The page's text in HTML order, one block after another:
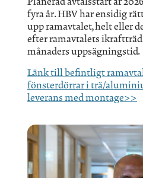
fyra år. HBV har ensidig
upp ramavtalet, helt eller
efter ramavtalets
månaders uppsägningstid.
Länk till befintligt ramavtal
fönsterdörrar i trä/
leverans med montage>>